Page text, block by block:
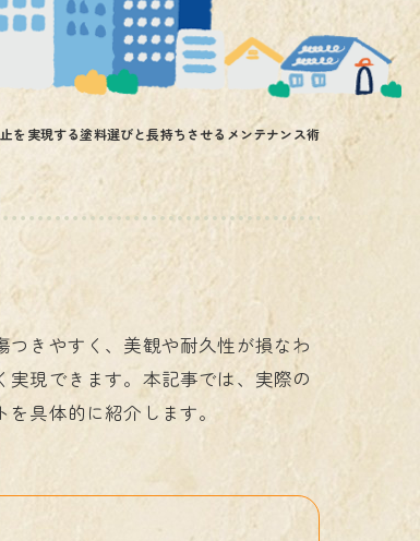
を実現する塗料選びと長持ちさせるメンテナンス術
きやすく、美観や耐久性が損なわ
現できます。本記事では、実際の
具体的に紹介します。